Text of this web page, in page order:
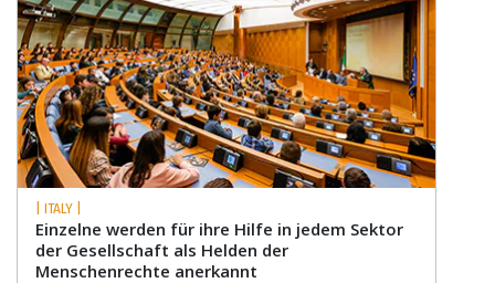
| ITALY |
Einzelne werden für ihre Hilfe in jedem Sektor
der Gesellschaft als Helden der
Menschenrechte anerkannt